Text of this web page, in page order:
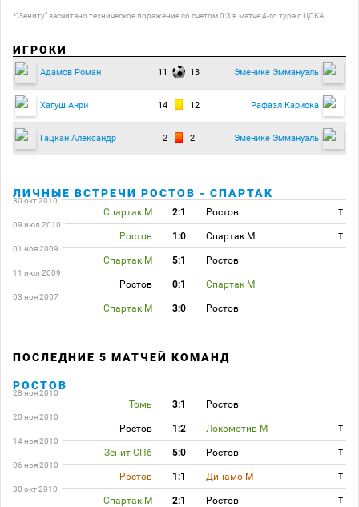
*"Зениту" засчитано техническое поражение со счетом 0:3 в матче 4-го тура с ЦСКА
ИГРОКИ
Адамов Роман 11 13 Эменике Эммануэль
Хагуш Анри 14 12 Рафаэл Кариока
Гацкан Александр 2 2 Эменике Эммануэль
ЛИЧНЫЕ ВСТРЕЧИ РОСТОВ - СПАРТАК
30 окт 2010
Спартак М 2:1 Ростов
T
09 июл 2010
Ростов 1:0 Спартак М
T
01 ноя 2009
Спартак М 5:1 Ростов
11 июл 2009
Ростов 0:1 Спартак М
03 ноя 2007
Спартак М 3:0 Ростов
ПОСЛЕДНИЕ 5 МАТЧЕЙ КОМАНД
РОСТОВ
28 ноя 2010
Томь 3:1 Ростов
20 ноя 2010
Ростов 1:2 Локомотив М
T
14 ноя 2010
Зенит СПб 5:0 Ростов
T
06 ноя 2010
Ростов 1:1 Динамо М
T
30 окт 2010
Спартак М 2:1 Ростов T